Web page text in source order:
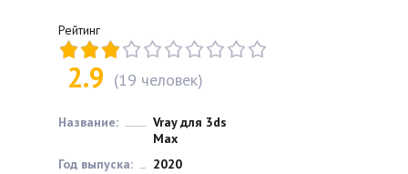
Рейтинг
2.9 (19 человек)
Название:
Vray для 3ds
Max
Год выпуска:
2020